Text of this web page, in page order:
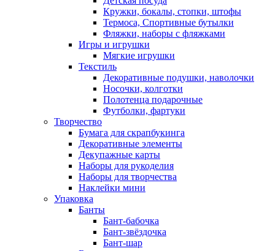
Кружки, бокалы, стопки, штофы
Термоса, Спортивные бутылки
Фляжки, наборы с фляжками
Игры и игрушки
Мягкие игрушки
Текстиль
Декоративные подушки, наволочки
Носочки, колготки
Полотенца подарочные
Футболки, фартуки
Творчество
Бумага для скрапбукинга
Декоративные элементы
Декупажные карты
Наборы для рукоделия
Наборы для творчества
Наклейки мини
Упаковка
Банты
Бант-бабочка
Бант-звёздочка
Бант-шар